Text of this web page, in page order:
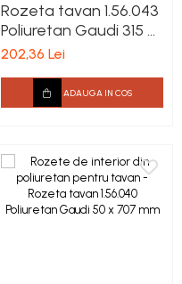
Rozeta tavan 1.56.043
Poliuretan Gaudi 315 x
585 x 35 mm
202,36 Lei
ADAUGA IN COS